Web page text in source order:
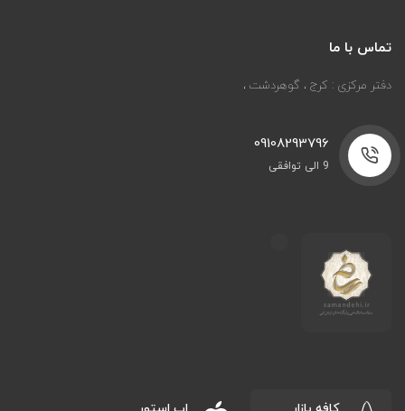
تماس با ما
دفتر مرکزی : کرج ، گوهردشت ،
09108293796
9 الی توافقی